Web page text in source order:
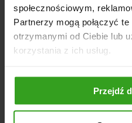
społecznościowym,
Partnerzy mogą połączyć
otrzymanymi od Ciebie lub
korzystania z ich usług.
Przejdź
NASI KLIENCI